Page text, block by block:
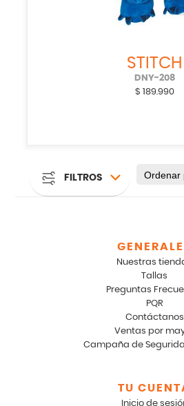
STITCH
DNY-208
$ 189.990
FILTROS
Nuestras
Tallas
Preguntas
PQR
Contáctanos
Ventas por
Campaña de
TU
Inicio de